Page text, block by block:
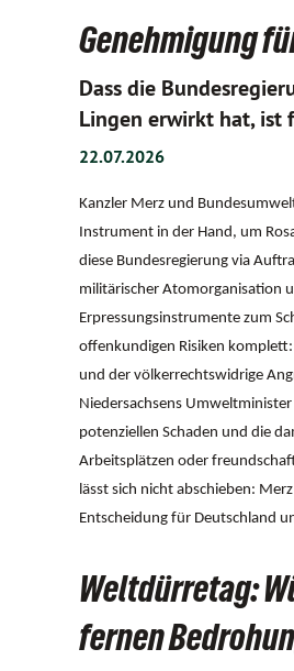
Genehmigung
Dass die
Lingen erwirkt hat, ist
22.07.2026
Kanzler Merz und
Instrument in der Hand, um
diese Bundesregierung via
militärischer Atomorganisation
Erpressungsinstrumente zum
offenkundigen Risiken
und der völkerrechtswidrige
Niedersachsens
potenziellen Schaden und die
Arbeitsplätzen oder
lässt sich nicht abschieben:
Entscheidung für Deutschland
Weltdürretag:
fernen